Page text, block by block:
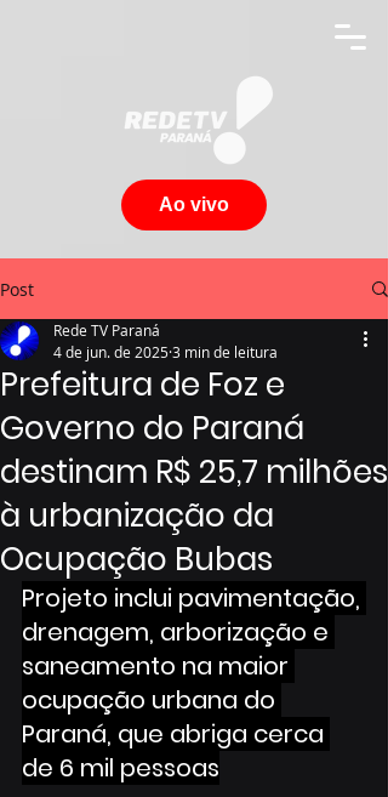
Ao vivo
Post
Prefeitura de Foz e
Governo do Paraná
destinam R$ 25,7 milhões
à urbanização da
Ocupação Bubas
Rede TV Paraná
4 de jun. de 20253 min de leitura
Projeto inclui pavimentação,
drenagem, arborização e
saneamento na maior
ocupação urbana do
Paraná, que abriga cerca
de 6 mil pessoas